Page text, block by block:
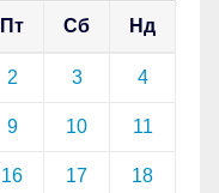
Пт Сб Нд
2 3 4
9 10 11
16 17 18